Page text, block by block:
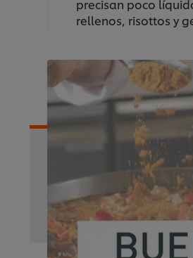
precisan poco
rellenos, risottos y